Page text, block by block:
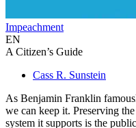
Impeachment
EN
A Citizen’s Guide
Cass R. Sunstein
As Benjamin Franklin
we can keep it. Preserving
system it supports is the